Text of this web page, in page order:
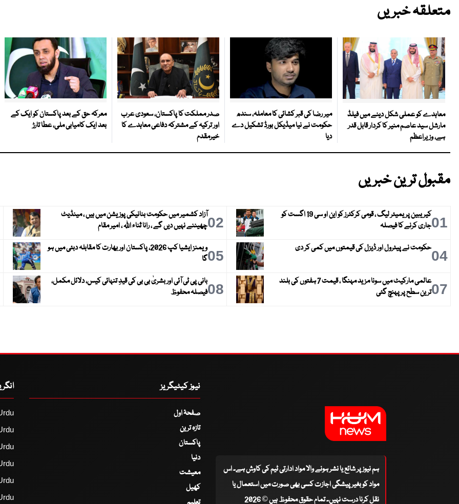
متعلقہ خبریں
معاہدے کو عملی شکل دینے میں فیلڈ
مارشل سید عاصم منیر کا کردار قابل قدر
ہے، وزیراعظم
میر رضا کی قبر کشائی کا معاملہ، سندھ
حکومت نے نیا میڈیکل بورڈ تشکیل دے
دیا
صدر مملکت کا پاکستان، سعودی عرب
اور ترکیہ کے مشترکہ دفاعی معاہدے کا
خیرمقدم
معرکہ حق کے بعد پاکستان کو ایک کے
بعد ایک کامیابی ملی، عطا تارڑ
مقبول ترین خبریں
01
کیریبین پریمیئر لیگ ، قومی کرکٹرز کو این او سی 19 اگست کو
جاری کرنے کا فیصلہ
02آزاد کشمیر میں حکومت بنانیکی پوزیشن میں ہیں ، مینڈیٹ
چھیننے نہیں دیں گے ، رانا ثناء اللہ ، امیر مقام
04حکومت نے پیٹرول اور ڈیزل کی قیمتوں میں کمی کر دی 05
ویمنز ایشیا کپ 2026، پاکستان اور بھارت کا مقابلہ دبئی میں ہو
گا
07
عالمی مارکیٹ میں سونا مزید مہنگا ، قیمت 7 ہفتوں کی بلند
ترین سطح پر پہنچ گئی
08بانی پی ٹی آئی اور بشریٰ بی بی کی قیدِ تنہائی کیس، دلائل مکمل،
فیصلہ محفوظ
ہم نیوز پر شائع یا نشر ہونے والا مواد ادارتی ٹیم کی کاوش ہے۔ اس
مواد کو بغیر پیشگی اجازت کسی بھی صورت میں استعمال یا
نقل کرنا درست نہیں۔ تمام حقوق محفوظ ہیں © 2026
نیوز کیٹیگریز
صفحۂ اول
تازہ ترین
پاکستان
دنیا
معیشت
کھیل